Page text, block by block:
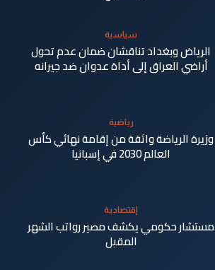
سياسية
الرياض وبغداد تناقشان ضمان عدم تحول
أراضي العراق إلى أداة عدوان ضد جيرانه
رياضية
وزيرة الرياضة واثقة من إقامة نهائي كأس
العالم 2030 في إسبانيا
إقتصادية
مستشار حكومي يكشف مصير رواتب الشهر
المقبل